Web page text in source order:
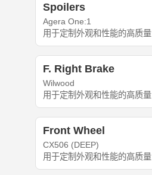
Spoilers
Agera One:1
用于定制外观和性能的高质量
F. Right Brake
Wilwood
用于定制外观和性能的高质量
Front Wheel
CX506 (DEEP)
用于定制外观和性能的高质量